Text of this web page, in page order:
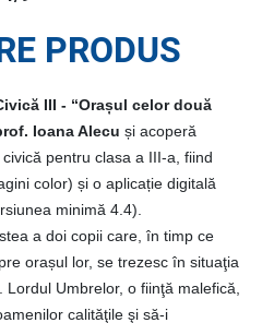
PRODUS
III - “Orașul celor două
Ioana Alecu și acoperă
pentru clasa a III-a, fiind
color) și o aplicație digitală
minimă 4.4).
a doi copii care, în timp ce
orașul lor, se trezesc în situaţia
Umbrelor, o fiinţă malefică,
calităţile şi să-i